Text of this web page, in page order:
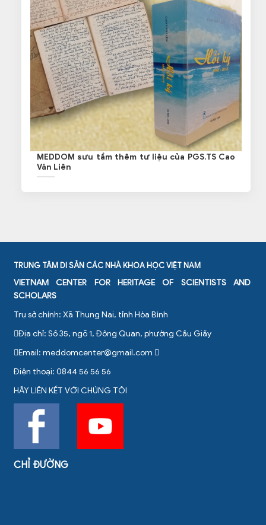
MEDDOM sưu tầm thêm tư liệu của PGS.TS Cao
Văn Liên
TRUNG TÂM DI SẢN CÁC NHÀ KHOA HỌC VIỆT NAM
VIETNAM CENTER FOR HERITAGE OF SCIENTISTS AND
SCHOLARS
Trụ sở chính: Xã Thung Nai, tỉnh Hòa Bình
Địa chỉ: Số 35, ngõ 1, Đông Quan, phường Cầu Giấy
Email: meddomcenter@gmail.com
Điện thoại: 0844 56 56 56
HÃY LIÊN KẾT VỚI CHÚNG TÔI
CHỈ ĐƯỜNG